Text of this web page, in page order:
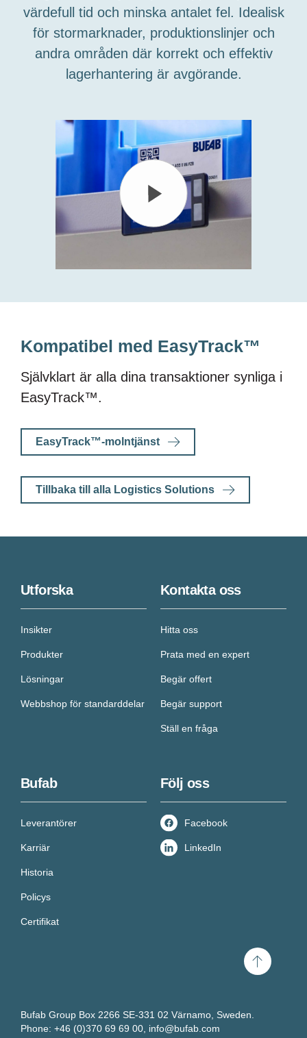
värdefull tid och minska antalet fel. Idealisk
för stormarknader, produktionslinjer och
andra områden där korrekt och effektiv
lagerhantering är avgörande.
Kompatibel med EasyTrack™
Självklart är alla dina transaktioner synliga i
EasyTrack™.
EasyTrack™-molntjänst
Tillbaka till alla Logistics Solutions
Utforska
Insikter
Produkter
Lösningar
Webbshop för standarddelar
Kontakta oss
Hitta oss
Prata med en expert
Begär offert
Begär support
Ställ en fråga
Bufab
Leverantörer
Karriär
Historia
Policys
Certifikat
Följ oss
Facebook
LinkedIn
Scroll
Bufab Group Box 2266 SE-331 02 Värnamo, Sweden.
Phone: +46 (0)370 69 69 00, info@bufab.com